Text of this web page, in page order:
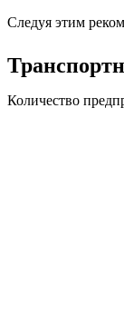
Следуя этим
Количество